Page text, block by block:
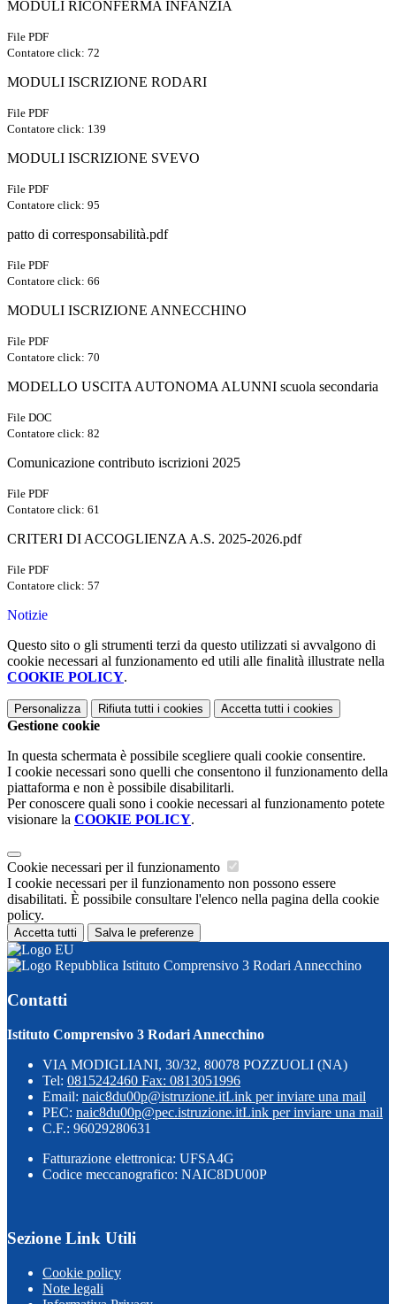
MODULI RICONFERMA INFANZIA
File PDF
Contatore click: 72
MODULI ISCRIZIONE RODARI
File PDF
Contatore click: 139
MODULI ISCRIZIONE SVEVO
File PDF
Contatore click: 95
patto di corresponsabilità.pdf
File PDF
Contatore click: 66
MODULI ISCRIZIONE ANNECCHINO
File PDF
Contatore click: 70
MODELLO USCITA AUTONOMA ALUNNI scuola secondaria
File DOC
Contatore click: 82
Comunicazione contributo iscrizioni 2025
File PDF
Contatore click: 61
CRITERI DI ACCOGLIENZA A.S. 2025-2026.pdf
File PDF
Contatore click: 57
Notizie
Questo sito o gli strumenti terzi da questo utilizzati si avvalgono di
cookie necessari al funzionamento ed utili alle finalità illustrate nella
COOKIE POLICY.
Personalizza Rifiuta tutti i cookies Accetta tutti i cookies
Gestione cookie
In questa schermata è possibile scegliere quali cookie consentire.
I cookie necessari sono quelli che consentono il funzionamento della
piattaforma e non è possibile disabilitarli.
Per conoscere quali sono i cookie necessari al funzionamento potete
visionare la COOKIE POLICY.
Cookie necessari per il funzionamento
I cookie necessari per il funzionamento non possono essere
disabilitati. È possibile consultare l'elenco nella pagina della cookie
policy.
Accetta tutti Salva le preferenze
Istituto Comprensivo 3 Rodari Annecchino
Contatti
Istituto Comprensivo 3 Rodari Annecchino
VIA MODIGLIANI, 30/32, 80078 POZZUOLI (NA)
Tel: 0815242460 Fax: 0813051996
Email: naic8du00p@istruzione.itLink per inviare una mail
PEC: naic8du00p@pec.istruzione.itLink per inviare una mail
C.F.: 96029280631
Fatturazione elettronica: UFSA4G
Codice meccanografico: NAIC8DU00P
Sezione Link Utili
Cookie policy
Note legali